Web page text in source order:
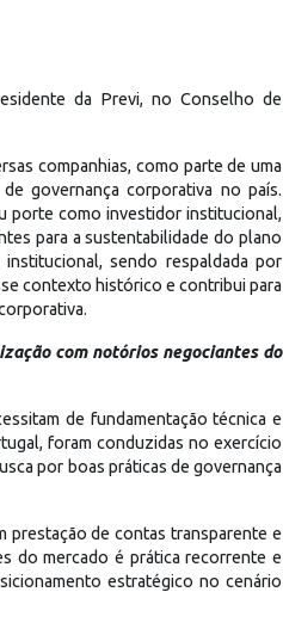
da Previ, no Conselho de
companhias, como parte de uma
governança corporativa no país.
porte como investidor institucional,
para a sustentabilidade do plano
sendo respaldada por
contexto histórico e contribui para
com notórios negociantes do
de fundamentação técnica e
foram conduzidas no exercício
por boas práticas de governança
prestação de contas transparente e
do mercado é prática recorrente e
estratégico no cenário